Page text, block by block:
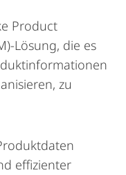
Product
Lösung, die es
zu
effizienter